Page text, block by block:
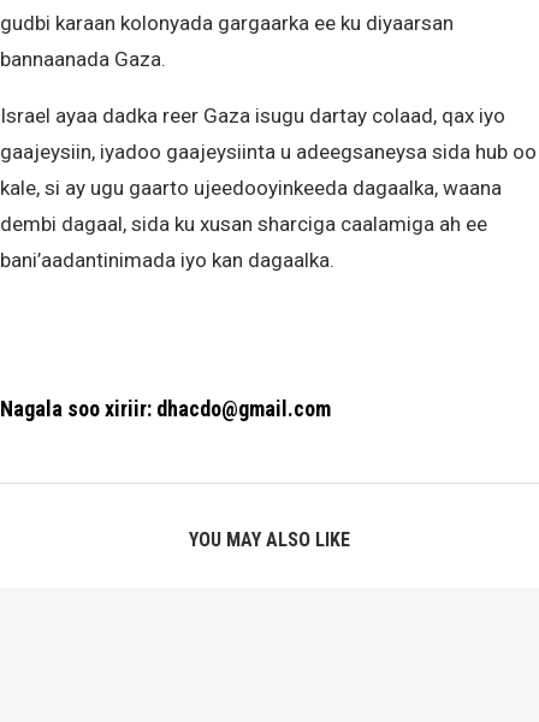
gudbi karaan kolonyada gargaarka ee ku diyaarsan
bannaanada Gaza.
Israel ayaa dadka reer Gaza isugu dartay colaad, qax iyo
gaajeysiin, iyadoo gaajeysiinta u adeegsaneysa sida hub oo
kale, si ay ugu gaarto ujeedooyinkeeda dagaalka, waana
dembi dagaal, sida ku xusan sharciga caalamiga ah ee
bani’aadantinimada iyo kan dagaalka.
Nagala soo xiriir: dhacdo@gmail.com
YOU MAY ALSO LIKE